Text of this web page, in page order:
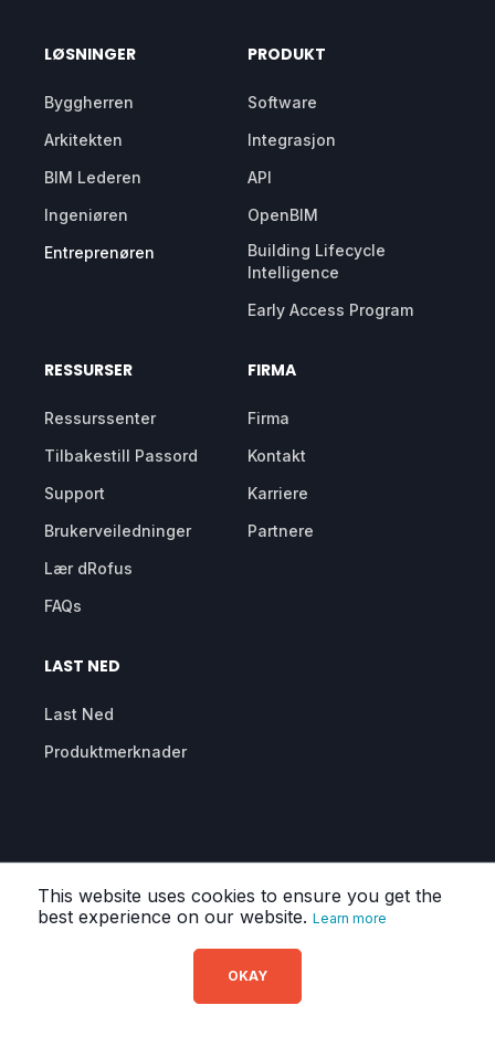
This website uses cookies to ensure you get the
best experience on our website. Learn more
OKAY
LØSNINGER
Byggherren
Arkitekten
BIM Lederen
Ingeniøren
Entreprenøren
PRODUKT
Software
Integrasjon
API
OpenBIM
Building Lifecycle
Intelligence
Early Access Program
RESSURSER
Ressurssenter
Tilbakestill Passord
Support
Brukerveiledninger
Lær dRofus
FAQs
FIRMA
Firma
Kontakt
Karriere
Partnere
LAST NED
Last Ned
Produktmerknader
Personvern Personvernerklæring
Vedlegg til